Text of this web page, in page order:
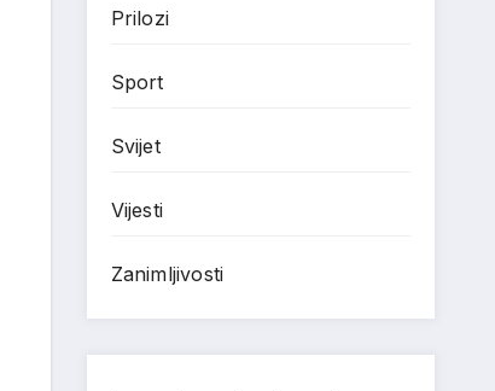
Prilozi
Sport
Svijet
Vijesti
Zanimljivosti